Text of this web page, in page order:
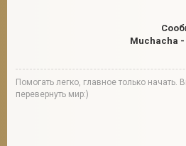
Muchacha -
Помогать легко, главное только
перевернуть мир:)